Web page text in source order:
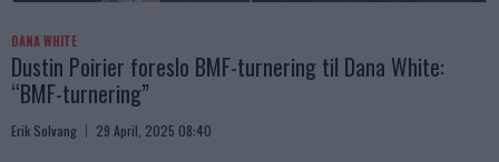
DANA WHITE
Dustin Poirier foreslo BMF-turnering til Dana White:
“BMF-turnering”
Erik Solvang 29 April, 2025 08:40